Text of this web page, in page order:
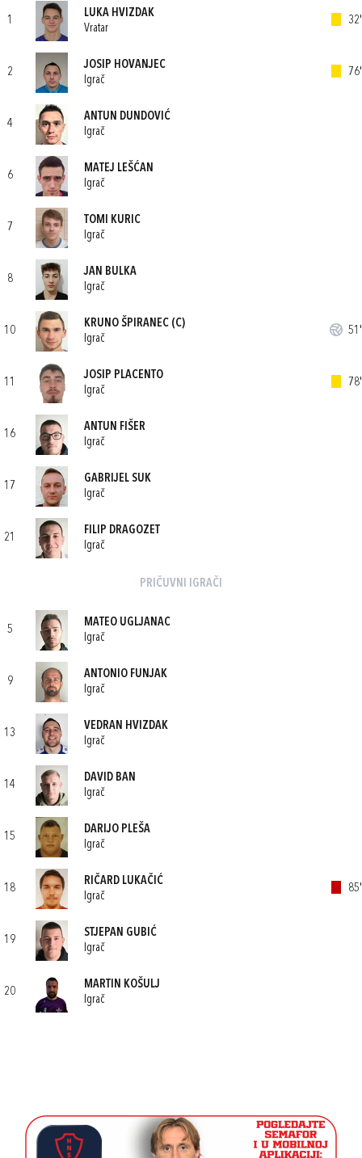
1
LUKA HVIZDAK
Vratar
32'
2
JOSIP HOVANJEC
Igrač
76'
4
ANTUN DUNDOVIĆ
Igrač
6
MATEJ LEŠĆAN
Igrač
7
TOMI KURIC
Igrač
8
JAN BULKA
Igrač
10
KRUNO ŠPIRANEC (C)
Igrač
51'
11
JOSIP PLACENTO
Igrač
78'
16
ANTUN FIŠER
Igrač
17
GABRIJEL SUK
Igrač
21
FILIP DRAGOZET
Igrač
PRIČUVNI IGRAČI
5
MATEO UGLJANAC
Igrač
9
ANTONIO FUNJAK
Igrač
13
VEDRAN HVIZDAK
Igrač
14
DAVID BAN
Igrač
15
DARIJO PLEŠA
Igrač
18
RIČARD LUKAČIĆ
Igrač
85'
19
STJEPAN GUBIĆ
Igrač
20
MARTIN KOŠULJ
Igrač